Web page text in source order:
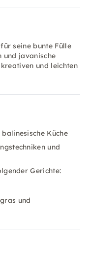
seine bunte Fülle
und javanische
und leichten
Küche
und
Gerichte:
und